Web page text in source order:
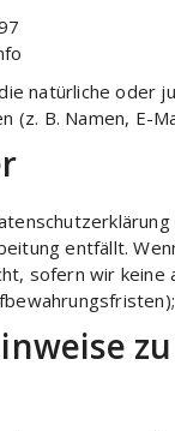
natürliche oder
(z. B. Namen, E-
entfällt.
sofern wir keine